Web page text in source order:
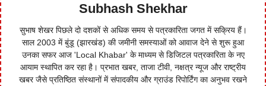
Subhash Shekhar
सुभाष शेखर पिछले दो दशकों से अधिक समय से पत्रकारिता जगत में सक्रिय हैं।
साल 2003 में बुंडू (झारखंड) की जमीनी समस्याओं को आवाज देने से शुरू हुआ
उनका सफर आज 'Local Khabar' के माध्यम से डिजिटल पत्रकारिता के नए
आयाम स्थापित कर रहा है। प्रभात खबर, ताजा टीवी, नक्षत्र न्यूज और राष्ट्रीय
खबर जैसे प्रतिष्ठित संस्थानों में संपादकीय और ग्राउंड रिपोर्टिंग का अनुभव रखने